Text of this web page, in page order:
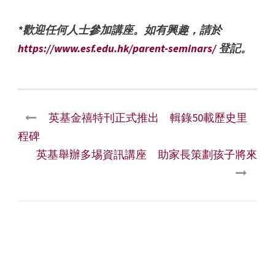
*歡迎任何人士參加講座。如有興趣，請於
https://www.esf.edu.hk/parent-seminars/ 登記。
英基金禧特刊正式推出 輯錄50載歷史里
程碑
英基舉辦多埸資訊講座 助家長策劃孩子將來